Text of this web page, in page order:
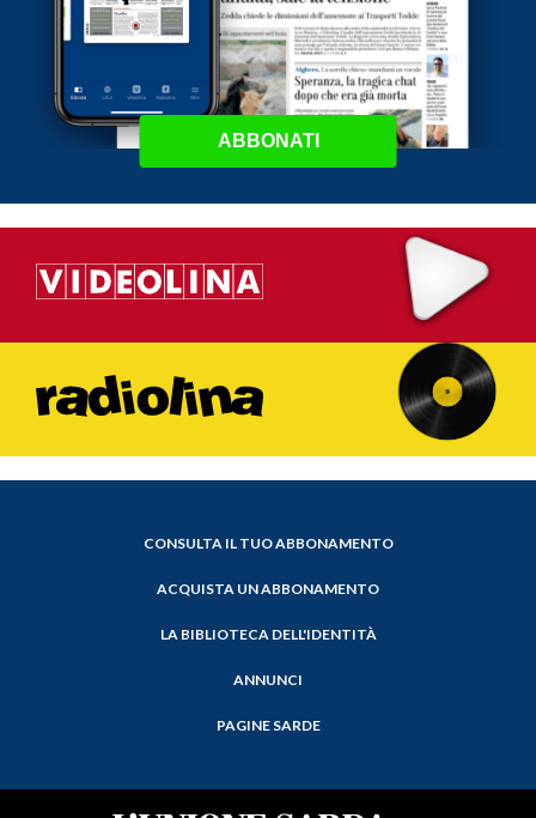
ABBONATI
CONSULTA IL TUO ABBONAMENTO
ACQUISTA UN ABBONAMENTO
LA BIBLIOTECA DELL'IDENTITÀ
ANNUNCI
PAGINE SARDE